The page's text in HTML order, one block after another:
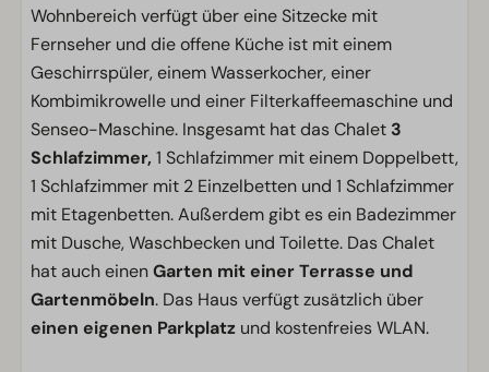
Wohnbereich verfügt über eine Sitzecke mit
Fernseher und die offene Küche ist mit einem
Geschirrspüler, einem Wasserkocher, einer
Kombimikrowelle und einer Filterkaffeemaschine und
Senseo-Maschine. Insgesamt hat das Chalet 3
Schlafzimmer, 1 Schlafzimmer mit einem Doppelbett,
1 Schlafzimmer mit 2 Einzelbetten und 1 Schlafzimmer
mit Etagenbetten. Außerdem gibt es ein Badezimmer
mit Dusche, Waschbecken und Toilette. Das Chalet
hat auch einenGarten mit einer Terrasse und
Gartenmöbeln. Das Haus verfügt zusätzlich über
einen eigenen Parkplatz und kostenfreies WLAN.